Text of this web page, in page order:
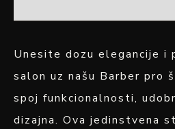
Unesite dozu elegancije i
salon uz našu Barber pro
spoj funkcionalnosti,
dizajna. Ova jedinstvena